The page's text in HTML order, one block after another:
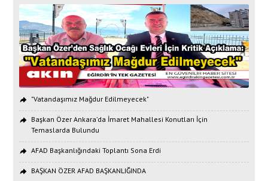
"Vatandaşımız Mağdur Edilmeyecek"
Başkan Özer Ankara’da İmaret Mahallesi Konutları İçin
Temaslarda Bulundu
AFAD Başkanlığındaki Toplantı Sona Erdi
BAŞKAN ÖZER AFAD BAŞKANLIĞINDA